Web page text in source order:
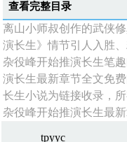
查看完整目录
离山小师叔创作的武侠
演长生》情节引人入胜
杂役峰开始推演长生笔
演长生最新章节全文免
长生小说为链接收录，
杂役峰开始推演长生最
tpyyc